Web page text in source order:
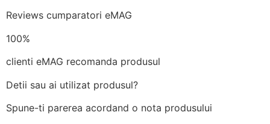
Reviews cumparatori eMAG
100%
clienti eMAG recomanda produsul
Detii sau ai utilizat produsul?
Spune-ti parerea acordand o nota produsului